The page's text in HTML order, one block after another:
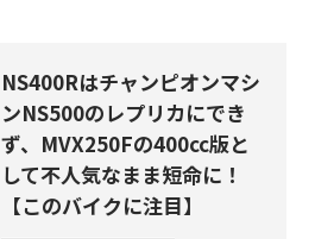
NS400Rはチャンピオンマシ
ンNS500のレプリカにでき
ず、MVX250Fの400cc版と
して不人気なまま短命に！
【このバイクに注目】